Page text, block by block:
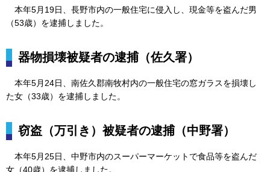
本年5月19日、長野市内の一般住宅に侵入し、現金等を盗んだ男
（53歳）を逮捕しました。
器物損壊被疑者の逮捕（佐久署）
本年5月24日、南佐久郡南牧村内の一般住宅の窓ガラスを損壊し
た女（33歳）を逮捕しました。
窃盗（万引き）被疑者の逮捕（中野署）
本年5月25日、中野市内のスーパーマーケットで食品等を盗んだ
女（40歳）を逮捕しました。